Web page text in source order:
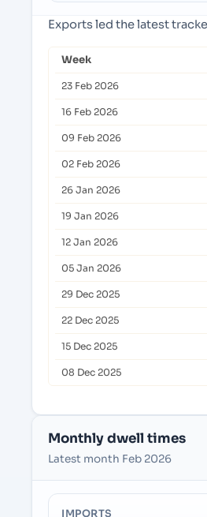
Exports led the latest
Week
23 Feb 2026
16 Feb 2026
09 Feb 2026
02 Feb 2026
26 Jan 2026
19 Jan 2026
12 Jan 2026
05 Jan 2026
29 Dec 2025
22 Dec 2025
15 Dec 2025
08 Dec 2025
Monthly dwell times
Latest month Feb 2026
IMPORTS